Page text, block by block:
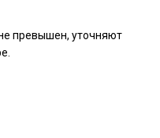
превышен, уточняют